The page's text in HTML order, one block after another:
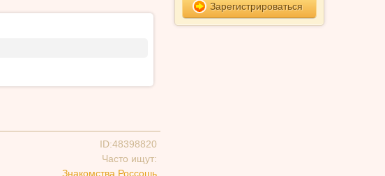
ID:48398820
Часто ищут:
Знакомства Россошь
Зарегистрироваться